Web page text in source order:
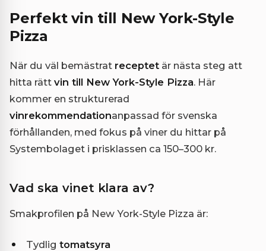
Perfekt vin till New York-Style
Pizza
När du väl bemästrat receptet är nästa steg att
hitta rätt vin till New York-Style Pizza. Här
kommer en strukturerad
vinrekommendationanpassad för svenska
förhållanden, med fokus på viner du hittar på
Systembolaget i prisklassen ca 150–300 kr.
Vad ska vinet klara av?
Smakprofilen på New York-Style Pizza är:
Tydlig tomatsyra